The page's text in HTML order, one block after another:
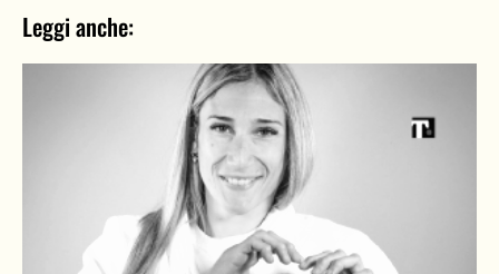
Leggi anche: